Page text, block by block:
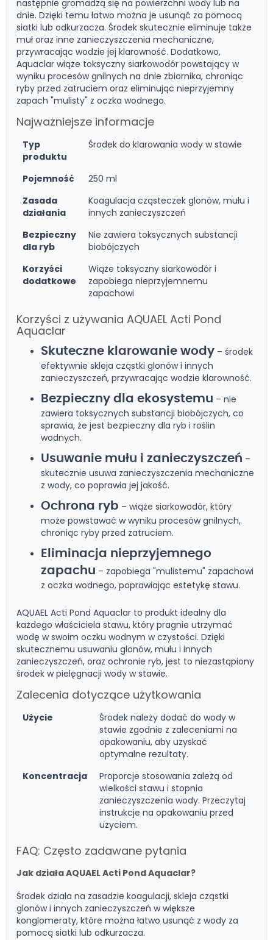
następnie gromadzą się na powierzchni wody lub na
dnie. Dzięki temu łatwo można je usunąć za pomocą
siatki lub odkurzacza. Środek skutecznie eliminuje także
muł oraz inne zanieczyszczenia mechaniczne,
przywracając wodzie jej klarowność. Dodatkowo,
Aquaclar wiąże toksyczny siarkowodór powstający w
wyniku procesów gnilnych na dnie zbiornika, chroniąc
ryby przed zatruciem oraz eliminując nieprzyjemny
zapach "mulisty" z oczka wodnego.
Najważniejsze informacje
Typ
produktu
Środek do klarowania wody w stawie
Pojemność
250 ml
Zasada
działania
Koagulacja cząsteczek glonów, mułu i
innych zanieczyszczeń
Bezpieczny
dla ryb
Nie zawiera toksycznych substancji
biobójczych
Korzyści
dodatkowe
Wiąże toksyczny siarkowodór i
zapobiega nieprzyjemnemu
zapachowi
Korzyści z używania AQUAEL Acti Pond
Aquaclar
Skuteczne klarowanie wody – środek
efektywnie skleja cząstki glonów i innych
zanieczyszczeń, przywracając wodzie klarowność.
Bezpieczny dla ekosystemu – nie
zawiera toksycznych substancji biobójczych, co
sprawia, że jest bezpieczny dla ryb i roślin
wodnych.
Usuwanie mułu i zanieczyszczeń –
skutecznie usuwa zanieczyszczenia mechaniczne
z wody, co poprawia jej jakość.
Ochrona ryb – wiąże siarkowodór, który
może powstawać w wyniku procesów gnilnych,
chroniąc ryby przed zatruciem.
Eliminacja nieprzyjemnego
zapachu – zapobiega "mulistemu" zapachowi
z oczka wodnego, poprawiając estetykę stawu.
AQUAEL Acti Pond Aquaclar to produkt idealny dla
każdego właściciela stawu, który pragnie utrzymać
wodę w swoim oczku wodnym w czystości. Dzięki
skutecznemu usuwaniu glonów, mułu i innych
zanieczyszczeń, oraz ochronie ryb, jest to niezastąpiony
środek w pielęgnacji wody w stawie.
Zalecenia dotyczące użytkowania
Użycie
Środek należy dodać do wody w
stawie zgodnie z zaleceniami na
opakowaniu, aby uzyskać
optymalne rezultaty.
Koncentracja
Proporcje stosowania zależą od
wielkości stawu i stopnia
zanieczyszczenia wody. Przeczytaj
instrukcje na opakowaniu przed
użyciem.
FAQ: Często zadawane pytania
Jak działa AQUAEL Acti Pond Aquaclar?
Środek działa na zasadzie koagulacji, skleja cząstki
glonów i innych zanieczyszczeń w większe
konglomeraty, które można łatwo usunąć z wody za
pomocą siatki lub odkurzacza.